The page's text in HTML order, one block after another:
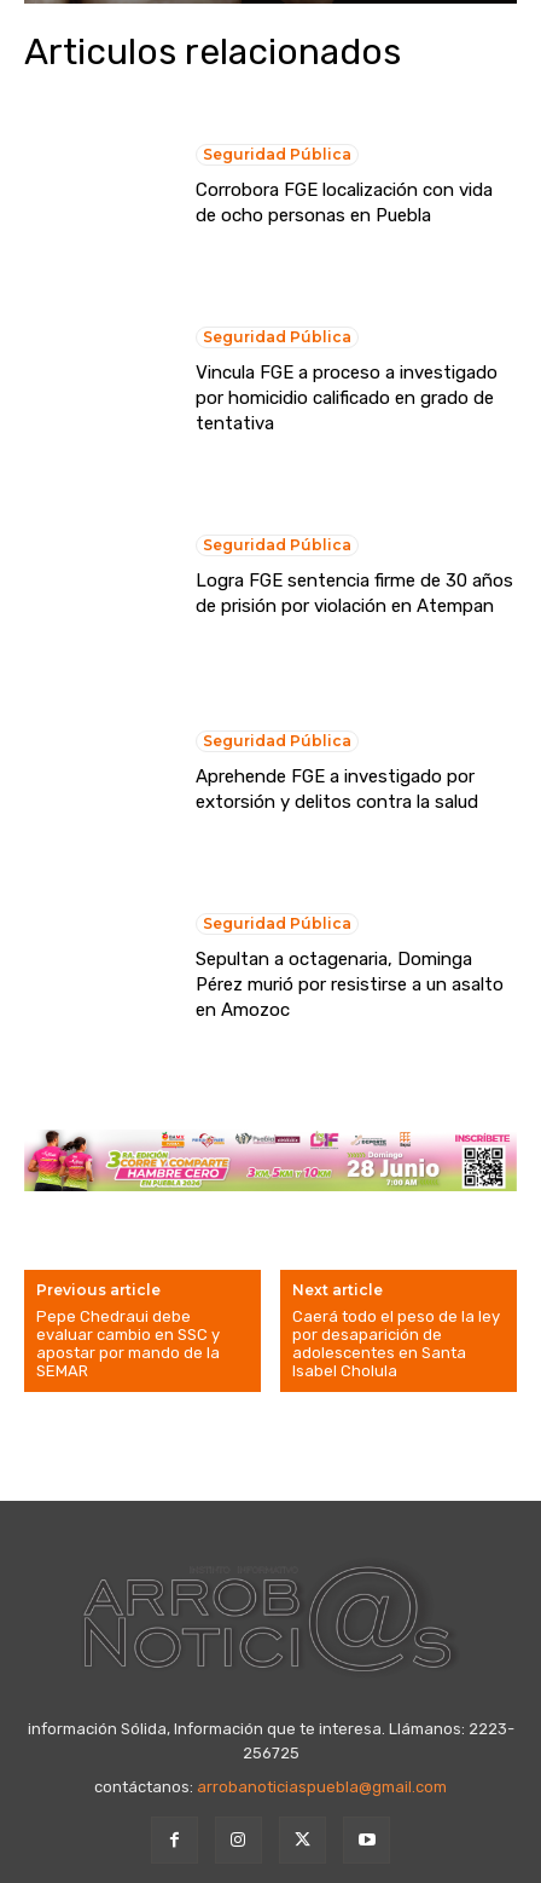
Articulos relacionados
Seguridad Pública
Corrobora FGE localización con vida
de ocho personas en Puebla
Seguridad Pública
Vincula FGE a proceso a investigado
por homicidio calificado en grado de
tentativa
Seguridad Pública
Logra FGE sentencia firme de 30 años
de prisión por violación en Atempan
Seguridad Pública
Aprehende FGE a investigado por
extorsión y delitos contra la salud
Seguridad Pública
Sepultan a octagenaria, Dominga
Pérez murió por resistirse a un asalto
en Amozoc
Previous article
Pepe Chedraui debe
evaluar cambio en SSC y
apostar por mando de la
SEMAR
Next article
Caerá todo el peso de la ley
por desaparición de
adolescentes en Santa
Isabel Cholula
información Sólida, Información que te interesa. Llámanos: 2223-
256725
contáctanos: arrobanoticiaspuebla@gmail.com